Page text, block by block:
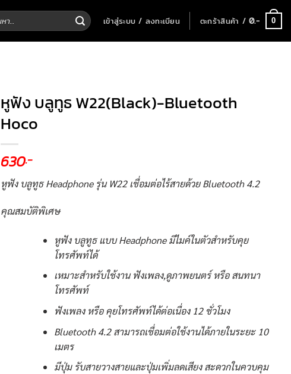
เข้าสู่ระบบ / ลงทะเบียน ตะกร้าสินค้า /0.- 0
หูฟัง บลูทูธ W22(Black)-Bluetooth
Hoco
630.-
หูฟัง บลูทูธ Headphone รุ่น W22 เชื่อมต่อไร้สายด้วย Bluetooth 4.2
คุณสมบัติพิเศษ
หูฟัง บลูทูธ แบบ Headphone มีไมค์ในตัวสำหรับคุย
โทรศัพท์ได้
เหมาะสำหรับใช้งาน ฟังเพลง,ดูภาพยนตร์ หรือ สนทนา
โทรศัพท์
ฟังเพลง หรือ คุยโทรศัพท์ได้ต่อเนื่อง 12 ชั่วโมง
Bluetooth 4.2 สามารถเชื่อมต่อใช้งานได้ภายในระยะ 10
เมตร
มีปุ่ม รับสายวางสายและปุ่มเพิ่มลดเสียง สะดวกในควบคุม